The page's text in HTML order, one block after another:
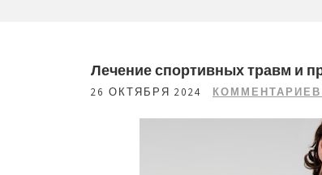
Лечение спортивных травм и
26 ОКТЯБРЯ 2024 КОММЕНТАРИЕВ